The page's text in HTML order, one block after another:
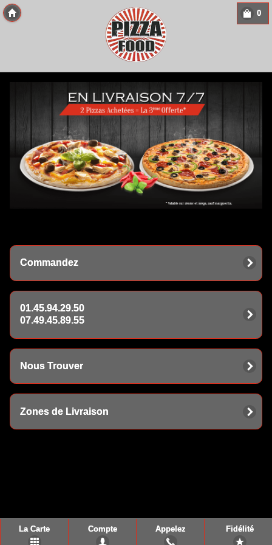
0
Commandez
01.45.94.29.50
07.49.45.89.55
Nous Trouver
Zones de Livraison
La Carte Compte Appelez Fidélité
Copyright 2013 Des-Click Com